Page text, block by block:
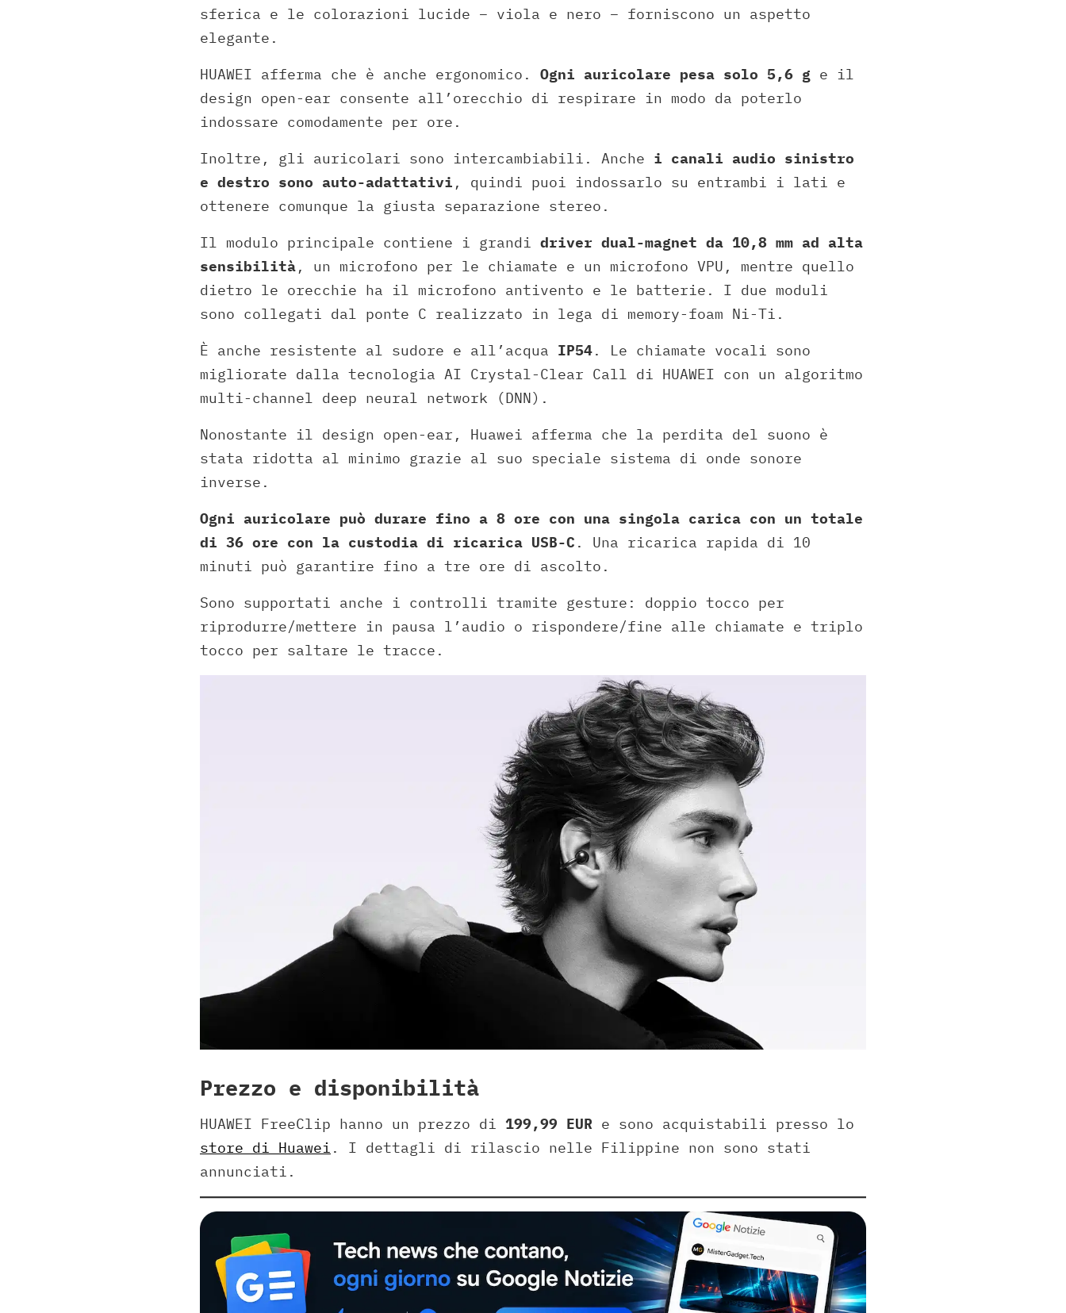
sferica e le colorazioni lucide – viola e nero – forniscono un aspetto
elegante.
HUAWEI afferma che è anche ergonomico. Ogni auricolare pesa solo 5,6 g e il
design open-ear consente all’orecchio di respirare in modo da poterlo
indossare comodamente per ore.
Inoltre, gli auricolari sono intercambiabili. Anche i canali audio sinistro
e destro sono auto-adattativi , quindi puoi indossarlo su entrambi i lati e
ottenere comunque la giusta separazione stereo.
Il modulo principale contiene i grandi driver dual-magnet da 10,8 mm ad alta
sensibilità, un microfono per le chiamate e un microfono VPU, mentre quello
dietro le orecchie ha il microfono antivento e le batterie. I due moduli
sono collegati dal ponte C realizzato in lega di memory-foam Ni-Ti.
È anche resistente al sudore e all’acqua IP54. Le chiamate vocali sono
migliorate dalla tecnologia AI Crystal-Clear Call di HUAWEI con un algoritmo
multi-channel deep neural network (DNN).
Nonostante il design open-ear, Huawei afferma che la perdita del suono è
stata ridotta al minimo grazie al suo speciale sistema di onde sonore
inverse.
Ogni auricolare può durare fino a 8 ore con una singola carica con un totale
di 36 ore con la custodia di ricarica USB-C . Una ricarica rapida di 10
minuti può garantire fino a tre ore di ascolto.
Sono supportati anche i controlli tramite gesture: doppio tocco per
riprodurre/mettere in pausa l’audio o rispondere/fine alle chiamate e triplo
tocco per saltare le tracce.
Prezzo e disponibilità
HUAWEI FreeClip hanno un prezzo di 199,99 EUR e sono acquistabili presso lo
store di Huawei . I dettagli di rilascio nelle Filippine non sono stati
annunciati.